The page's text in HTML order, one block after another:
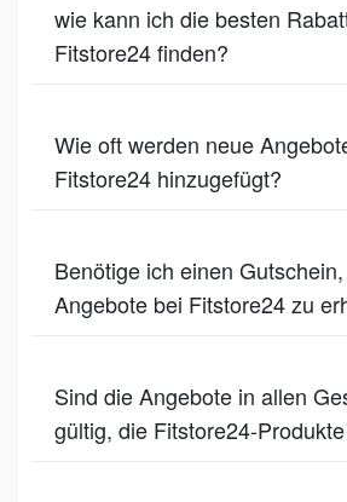
wie kann ich die besten
Fitstore24 finden?
Wie oft werden neue
Fitstore24 hinzugefügt?
Benötige ich einen
Angebote bei Fitstore24 zu
Sind die Angebote in allen
gültig, die Fitstore24-